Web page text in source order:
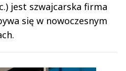
jest szwajcarska firma
się w nowoczesnym